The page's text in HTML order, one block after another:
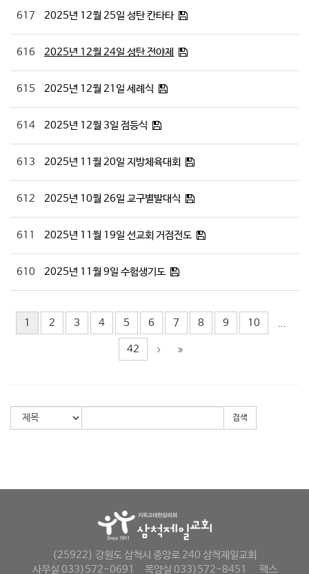
617 2025년 12월 25일 성탄 칸타타
616 2025년 12월 24일 성탄 전야제
615 2025년 12월 21일 세례식
614 2025년 12월 3일 점등식
613 2025년 11월 20일 지방체육대회
612 2025년 10월 26일 교구별발대식
611 2025년 11월 19일 선교회 거점전도
610 2025년 11월 9일 수험생기도
1 2 3 4 5 6 7 8 9 10 ...
42
검색
(25922) 강원도 삼척시 중앙로 240 삼척제일교회
사무실 033)572-0691
목양실 033)572-8451 팩스